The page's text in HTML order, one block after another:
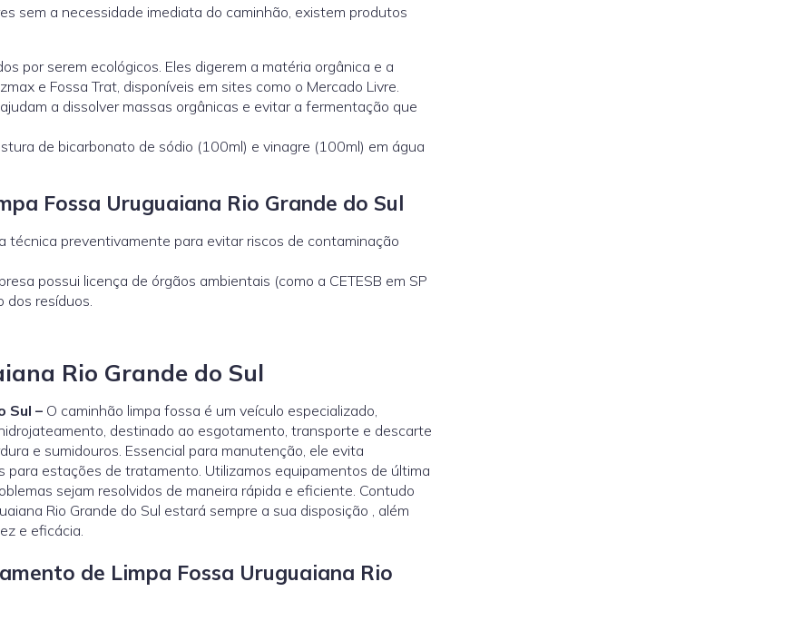
sem a necessidade imediata do caminhão, existem produtos
por serem ecológicos. Eles digerem a matéria orgânica e a
e Fossa Trat, disponíveis em sites como o Mercado Livre.
a dissolver massas orgânicas e evitar a fermentação que
de bicarbonato de sódio (100ml) e vinagre (100ml) em água
Fossa Uruguaiana Rio Grande do Sul
técnica preventivamente para evitar riscos de contaminação
possui licença de órgãos ambientais (como a CETESB em SP
dos resíduos.
Rio Grande do Sul
Sul – O caminhão limpa fossa é um veículo especializado,
destinado ao esgotamento, transporte e descarte
e sumidouros. Essencial para manutenção, ele evita
estações de tratamento. Utilizamos equipamentos de última
sejam resolvidos de maneira rápida e eficiente. Contudo
Rio Grande do Sul estará sempre a sua disposição , além
e eficácia.
de Limpa Fossa Uruguaiana Rio